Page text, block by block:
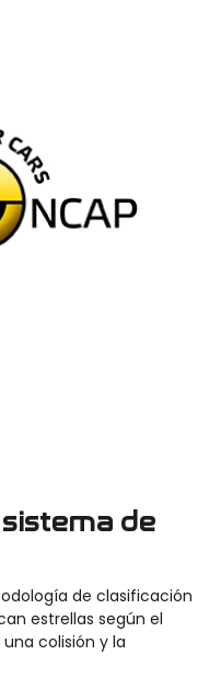
de
de clasificación
estrellas según el
colisión y la